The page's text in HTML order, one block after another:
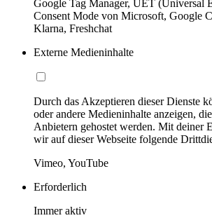
Google Tag Manager, UET (Universal
Consent Mode von Microsoft, Google
Klarna, Freshchat
Externe Medieninhalte
Durch das Akzeptieren dieser Dienste
oder andere Medieninhalte anzeigen,
Anbietern gehostet werden. Mit deiner
wir auf dieser Webseite folgende
Vimeo, YouTube
Erforderlich
Immer aktiv